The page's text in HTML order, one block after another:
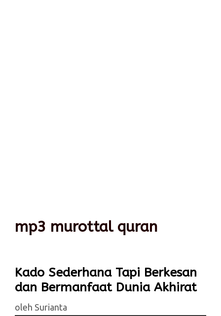
mp3 murottal quran
Kado Sederhana Tapi Berkesan
dan Bermanfaat Dunia Akhirat
oleh Surianta